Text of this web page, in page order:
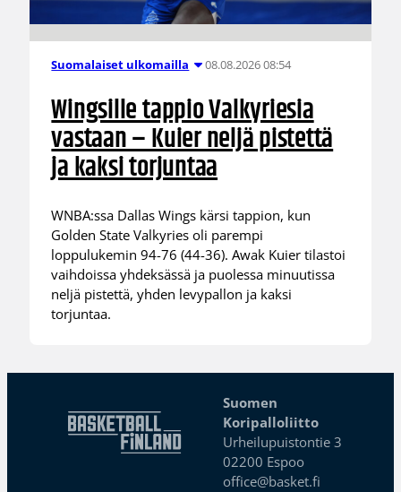
Suomalaiset ulkomailla 08.08.2026 08:54
Wingsille tappio Valkyriesia
vastaan – Kuier neljä pistettä
ja kaksi torjuntaa
WNBA:ssa Dallas Wings kärsi tappion, kun
Golden State Valkyries oli parempi
loppulukemin 94-76 (44-36). Awak Kuier tilastoi
vaihdoissa yhdeksässä ja puolessa minuutissa
neljä pistettä, yhden levypallon ja kaksi
torjuntaa.
Suomen
Koripalloliitto
Urheilupuistontie 3
02200 Espoo
office@basket.fi